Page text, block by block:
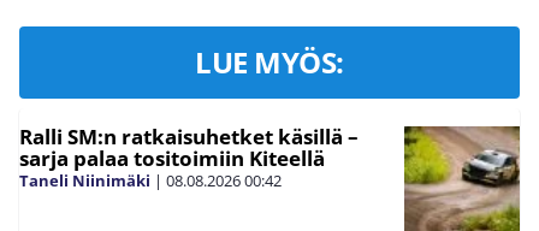
LUE MYÖS:
Ralli SM:n ratkaisuhetket käsillä –
sarja palaa tositoimiin Kiteellä
Taneli Niinimäki | 08.08.202600:42